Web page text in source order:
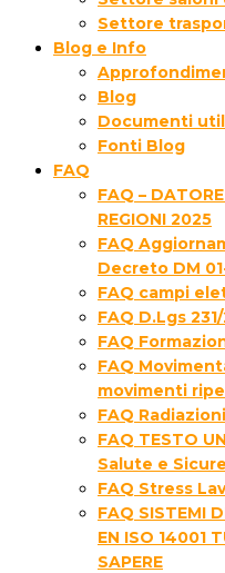
Settore
Blog e Info
Blog
Documenti
Fonti Blog
FAQ
FAQ –
REGIONI 2025
FAQ
Decreto DM
FAQ campi
FAQ D.Lgs
FAQ
FAQ
movimenti
FAQ
FAQ TESTO
Salute e
FAQ Stress
FAQ SISTEMI
EN ISO 14001
SAPERE